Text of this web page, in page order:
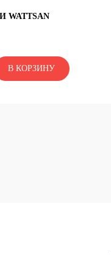
В КОРЗИНУ
В КОРЗИНУ